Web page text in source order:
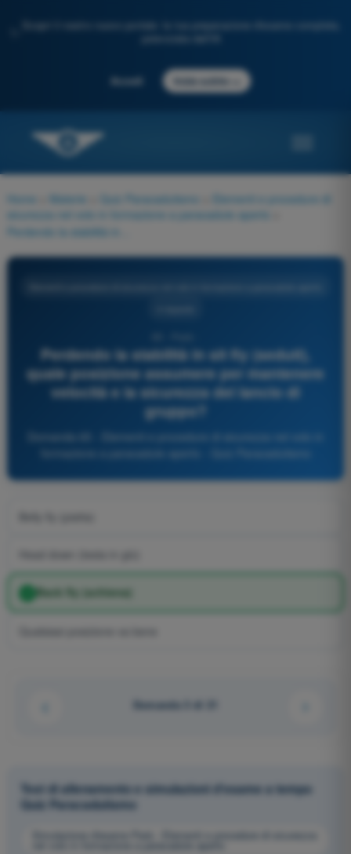
Scopri il nostro nuovo portale: la tua preparazione d'esame completa,
Accedi Inizia subito
Home Materie Quiz Paracadutismo
Elementi e procedure di
sicurezza nel volo in formazione a paracadute aperto
Perdendo la stabilità in sit fly (seduti),
quale posizione assumere per mantenere
velocità e la sicurezza del lancio di
gruppo?
Back fly (schiena)
Domanda 3 di 21
Test di allenamento e simulazioni d'esame a tempo
Quiz Paracadutismo
Simulazione d'esame Parà - Elementi e procedure di sicurezza